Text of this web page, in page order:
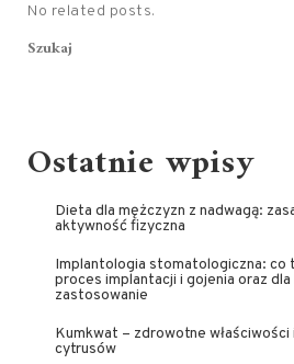
No related posts.
Szukaj
Ostatnie wpisy
Dieta dla mężczyzn z nadwagą:
aktywność fizyczna
Implantologia stomatologiczna: co
proces implantacji i gojenia oraz dla
zastosowanie
Kumkwat – zdrowotne
cytrusów